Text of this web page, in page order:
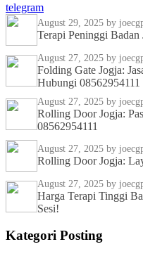
telegram
August 29, 2025 by
Terapi Peninggi Badan
August 27, 2025 by
Folding Gate Jogja:
Hubungi 08562954111
August 27, 2025 by
Rolling Door Jogja:
08562954111
August 27, 2025 by
Rolling Door Jogja:
August 27, 2025 by
Harga Terapi Tinggi
Sesi!
Kategori Posting